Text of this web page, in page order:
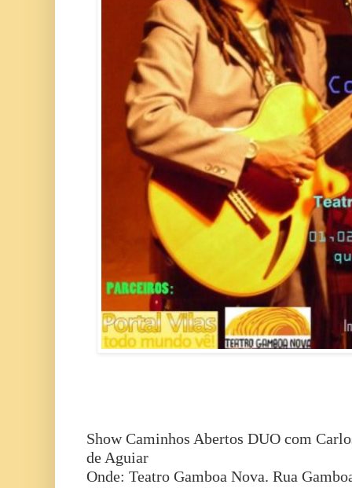
Show Caminhos Abertos DUO com
de Aguiar
Onde: Teatro Gamboa Nova. Rua